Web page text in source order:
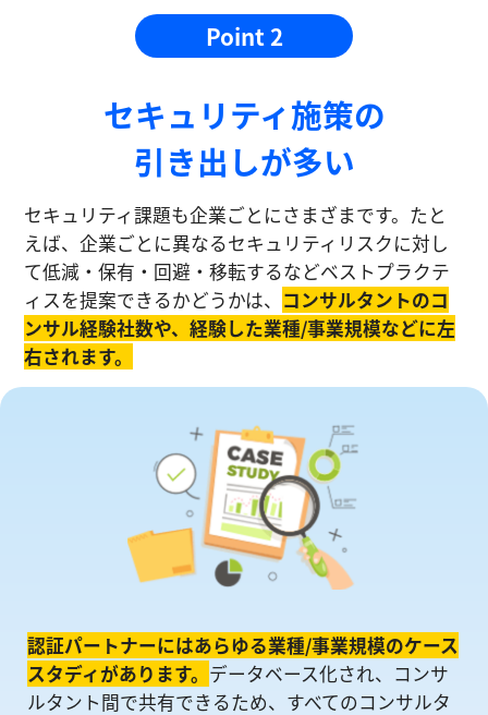
Point 2
セキュリティ施策の
引き出しが多い
セキュリティ課題も企業ごとにさまざまです。たと
えば、企業ごとに異なるセキュリティリスクに対し
て低減・保有・回避・移転するなどベストプラクテ
ィスを提案できるかどうかは、 コンサルタントのコ
ンサル経験社数や、経験した業種/事業規模などに左
右されます。
認証パートナーにはあらゆる業種/事業規模のケース
スタディがあります。 データベース化され、コンサ
ルタント間で共有できるため、すべてのコンサルタ